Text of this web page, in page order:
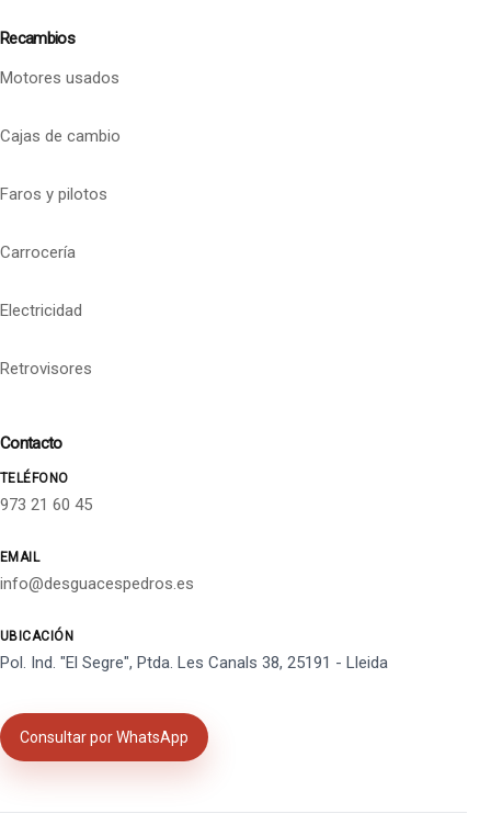
Recambios
Motores usados
Cajas de cambio
Faros y pilotos
Carrocería
Electricidad
Retrovisores
Contacto
TELÉFONO
973 21 60 45
EMAIL
info@desguacespedros.es
UBICACIÓN
Pol. Ind. "El Segre", Ptda. Les Canals 38, 25191 - Lleida
Consultar por WhatsApp